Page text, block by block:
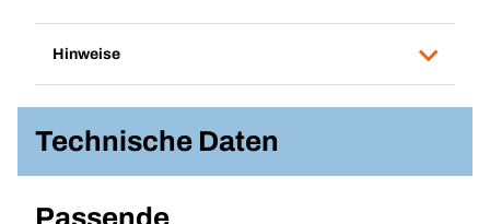
Hinweise
Technische Daten
Passende